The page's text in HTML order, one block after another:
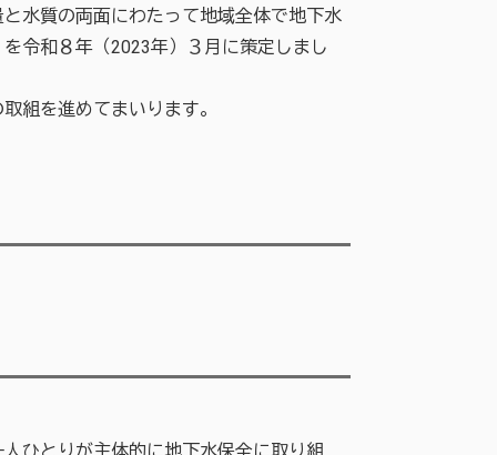
水質の両面にわたって地域全体で地下水
令和８年（2023年）３月に策定しまし
組を進めてまいります。